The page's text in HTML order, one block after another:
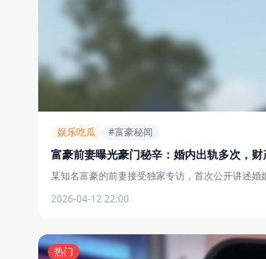
娱乐吃瓜 #富豪秘闻
富豪前妻曝光豪门秘辛：婚内出轨多次，
某知名富豪的前妻接受独家专访，首次公开讲述
2026-04-12 22:00
热门